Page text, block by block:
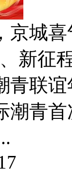
京城
新征
青联
潮青